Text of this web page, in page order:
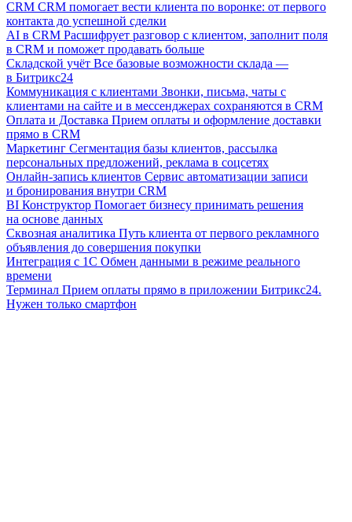
CRM CRM помогает вести клиента по воронке: от первого
контакта до успешной сделки
AI в CRM Расшифрует разговор с клиентом, заполнит поля
в CRM и поможет продавать больше
Складской учёт Все базовые возможности склада —
в Битрикс24
Коммуникация с клиентами Звонки, письма, чаты с
клиентами на сайте и в мессенджерах сохраняются в CRM
Оплата и Доставка Прием оплаты и оформление доставки
прямо в CRM
Маркетинг Сегментация базы клиентов, рассылка
персональных предложений, реклама в соцсетях
Онлайн-запись клиентов Сервис автоматизации записи
и бронирования внутри CRM
BI Конструктор Помогает бизнесу принимать решения
на основе данных
Сквозная аналитика Путь клиента от первого рекламного
объявления до совершения покупки
Интеграция с 1С Обмен данными в режиме реального
времени
Терминал Прием оплаты прямо в приложении Битрикс24.
Нужен только смартфон